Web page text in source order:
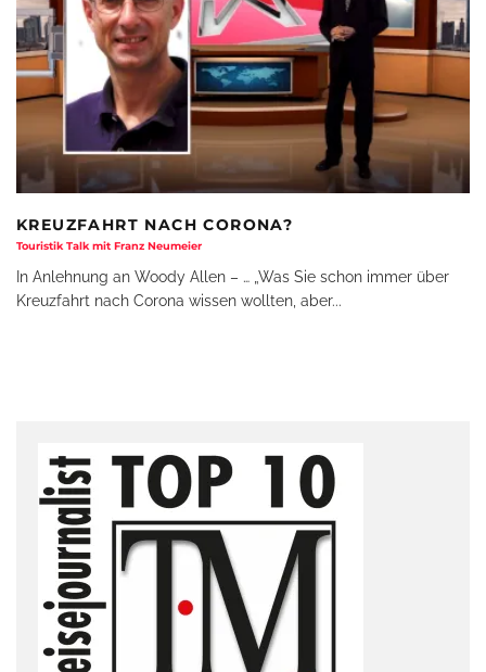
KREUZFAHRT NACH CORONA?
Touristik Talk mit Franz Neumeier
In Anlehnung an Woody Allen – … „Was Sie schon immer über
Kreuzfahrt nach Corona wissen wollten, aber...